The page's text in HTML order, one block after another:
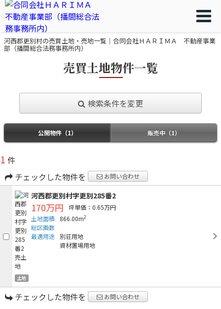
河西郡更別村の売買土地・売地一覧｜合同会社ＨＡＲＩＭＡ 不動産事業
部（播間総合法務事務所内）
売買土地物件一覧
検索条件を変更
公開物件（1） 販売中（1）
1 件
チェックした物件を
お問い合わせ
土地
河西郡更別村字更別285番2
170万円
坪単価：0.65万円
土地面積
866.00m2
総区画数
最適用途
別荘用地
資材置場用地
チェックした物件を お問い合わせ